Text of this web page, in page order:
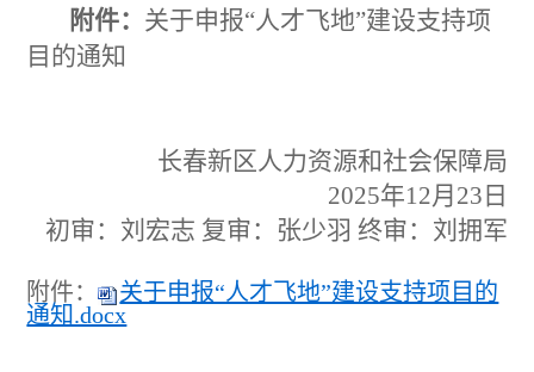
附件： 关于申报“人才飞地”建设支持项
目的通知
长春新区人力资源和社会保障局
2025年12月 23 日
初审：刘宏志 复审：张少羽 终审：刘拥军
附件：
关于申报“人才飞地”建设支持项目的
通知.docx